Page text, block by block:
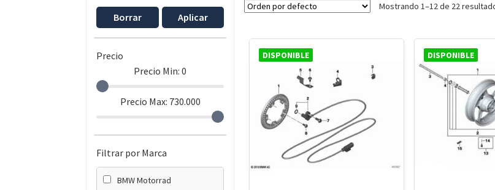
Borrar Aplicar
Precio
Precio Min:0
Precio Max: 730.000
Filtrar por Marca
BMW Motorrad
Mostrando 1–12 de 22
DISPONIBLE DISPONIBLE